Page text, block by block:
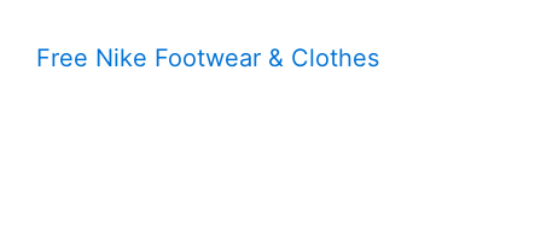
Free Nike Footwear & Clothes